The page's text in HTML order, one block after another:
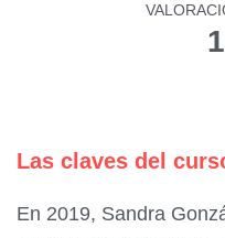
Las claves del
En 2019, Sandra